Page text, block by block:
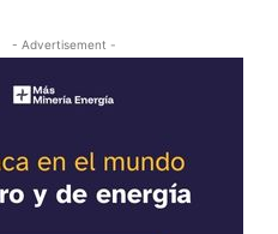
- Advertisement -